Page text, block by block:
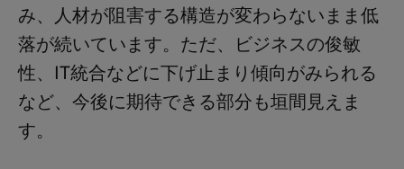
み、人材が阻害する構造が変わらないまま低
落が続いています。ただ、ビジネスの俊敏
性、IT統合などに下げ止まり傾向がみられる
など、今後に期待できる部分も垣間見えま
す。